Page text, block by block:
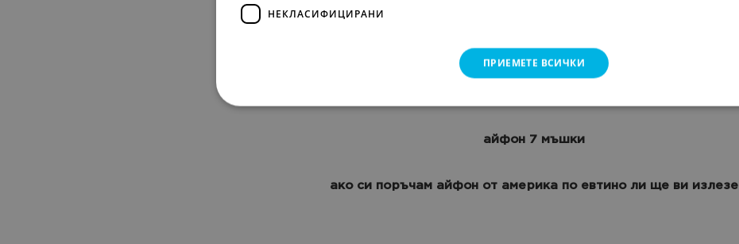
айфон 300 лв 5с нов ама не на андроид
айфон 7 мъшки
ако си поръчам айфон от америка по евтино ли ще ви излезе
НЕКЛАСИФИЦИРАНИ
ПРИЕМЕТЕ ВСИЧКИ